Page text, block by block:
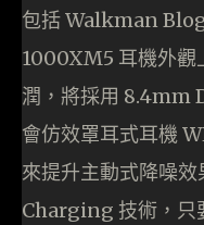
包括 Walkman
1000XM5 耳機外
潤，將採用 8.4mm
會仿效罩耳式耳機
來提升主動式降噪
Charging 技術，只